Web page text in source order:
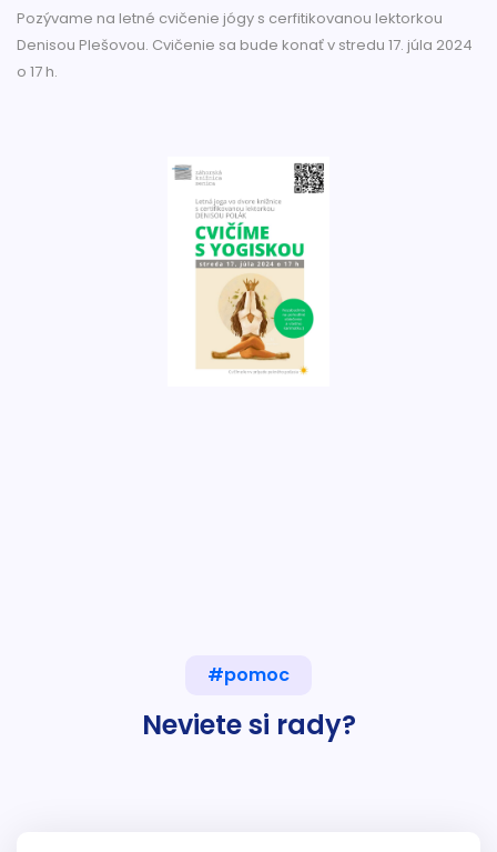
Pozývame na letné cvičenie jógy s cerfitikovanou lektorkou
Denisou Plešovou. Cvičenie sa bude konať v stredu 17. júla 2024
o 17 h.
#pomoc
Neviete si rady?